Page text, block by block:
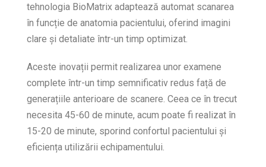
tehnologia BioMatrix adaptează automat scanarea
în funcție de anatomia pacientului, oferind imagini
clare și detaliate într-un timp optimizat.
Aceste inovații permit realizarea unor examene
complete într-un timp semnificativ redus față de
generațiile anterioare de scanere. Ceea ce în trecut
necesita 45-60 de minute, acum poate fi realizat în
15-20 de minute, sporind confortul pacientului și
eficiența utilizării echipamentului.